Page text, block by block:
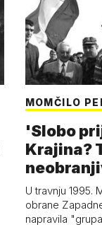
MOMČILO
'Slobo
Krajina?
zvao
U travnju 1995.
obrane
napravila